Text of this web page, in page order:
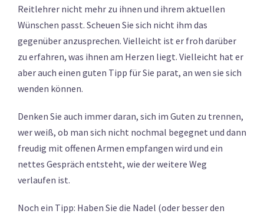
Reitlehrer nicht mehr zu ihnen und ihrem aktuellen
Wünschen passt. Scheuen Sie sich nicht ihm das
gegenüber anzusprechen. Vielleicht ist er froh darüber
zu erfahren, was ihnen am Herzen liegt. Vielleicht hat er
aber auch einen guten Tipp für Sie parat, an wen sie sich
wenden können.
Denken Sie auch immer daran, sich im Guten zu trennen,
wer weiß, ob man sich nicht nochmal begegnet und dann
freudig mit offenen Armen empfangen wird und ein
nettes Gespräch entsteht, wie der weitere Weg
verlaufen ist.
Noch ein Tipp: Haben Sie die Nadel (oder besser den